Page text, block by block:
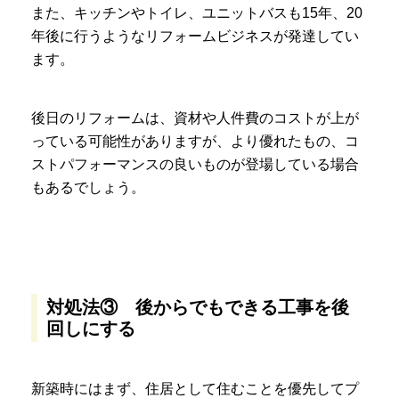
また、キッチンやトイレ、ユニットバスも15年、20
年後に行うようなリフォームビジネスが発達してい
ます。
後日のリフォームは、資材や人件費のコストが上が
っている可能性がありますが、より優れたもの、コ
ストパフォーマンスの良いものが登場している場合
もあるでしょう。
対処法③ 後からでもできる工事を後
回しにする
新築時にはまず、住居として住むことを優先してプ